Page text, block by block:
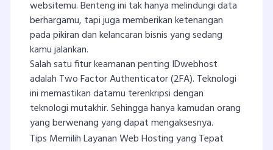
websitemu. Benteng ini tak hanya melindungi data
berhargamu, tapi juga memberikan ketenangan
pada pikiran dan kelancaran bisnis yang sedang
kamu jalankan.
Salah satu fitur keamanan penting IDwebhost
adalah Two Factor Authenticator (2FA). Teknologi
ini memastikan datamu terenkripsi dengan
teknologi mutakhir. Sehingga hanya kamudan orang
yang berwenang yang dapat mengaksesnya.
Tips Memilih Layanan Web Hosting yang Tepat